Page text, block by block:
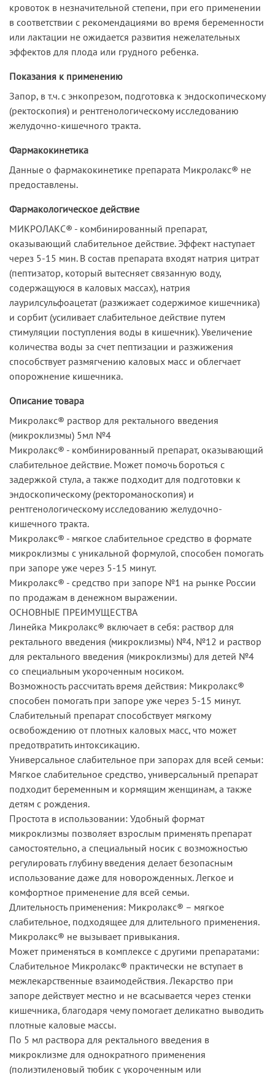
кровоток в незначительной степени, при его применении
в соответствии с рекомендациями во время беременности
или лактации не ожидается развития нежелательных
эффектов для плода или грудного ребенка.
Показания к применению
Запор, в т.ч. с энкопрезом, подготовка к эндоскопическому
(ректоскопия) и рентгенологическому исследованию
желудочно-кишечного тракта.
Фармакокинетика
Данные о фармакокинетике препарата Микролакс® не
предоставлены.
Фармакологическое действие
МИКРОЛАКС® - комбинированный препарат,
оказывающий слабительное действие. Эффект наступает
через 5-15 мин. В состав препарата входят натрия цитрат
(пептизатор, который вытесняет связанную воду,
содержащуюся в каловых массах), натрия
лаурилсульфоацетат (разжижает содержимое кишечника)
и сорбит (усиливает слабительное действие путем
стимуляции поступления воды в кишечник). Увеличение
количества воды за счет пептизации и разжижения
способствует размягчению каловых масс и облегчает
опорожнение кишечника.
Описание товара
Микролакс® раствор для ректального введения
(микроклизмы) 5мл №4
Микролакс® - комбинированный препарат, оказывающий
слабительное действие. Может помочь бороться с
задержкой стула, а также подходит для подготовки к
эндоскопическому (ректороманоскопия) и
рентгенологическому исследованию желудочно-
кишечного тракта.
Микролакс® - мягкое слабительное средство в формате
микроклизмы с уникальной формулой, способен помогать
при запоре уже через 5-15 минут.
Микролакс® - средство при запоре №1 на рынке России
по продажам в денежном выражении.
ОСНОВНЫЕ ПРЕИМУЩЕСТВА
Линейка Микролакс® включает в себя: раствор для
ректального введения (микроклизмы) №4, №12 и раствор
для ректального введения (микроклизмы) для детей №4
со специальным укороченным носиком.
Возможность рассчитать время действия: Mикролакс®
способен помогать при запоре уже через 5-15 минут.
Слабительный препарат способствует мягкому
освобождению от плотных каловых масс, что может
предотвратить интоксикацию.
Универсальное слабительное при запорах для всей семьи:
Мягкое слабительное средство, универсальный препарат
подходит беременным и кормящим женщинам, а также
детям с рождения.
Простота в использовании: Удобный формат
микроклизмы позволяет взрослым применять препарат
самостоятельно, а специальный носик с возможностью
регулировать глубину введения делает безопасным
использование даже для новорожденных. Легкое и
комфортное применение для всей семьи.
Длительность применения: Микролакс® – мягкое
слабительное, подходящее для длительного применения.
Микролакс® не вызывает привыкания.
Может применяться в комплексе с другими препаратами:
Слабительное Микролакс® практически не вступает в
межлекарственные взаимодействия. Лекарство при
запоре действует местно и не всасывается через стенки
кишечника, благодаря чему помогает деликатно выводить
плотные каловые массы.
По 5 мл раствора для ректального введения в
микроклизме для однократного применения
(полиэтиленовый тюбик с укороченным или